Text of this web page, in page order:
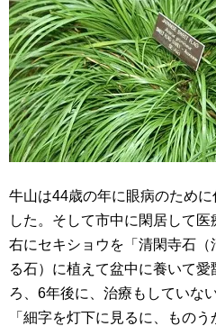
牛山は44歳の年に眼病のため
した。そして市中に閑居して
右にセキショウを「清閑寺石
る石）に植えて盆中に養いて愛
ろ、6年後に、治療もしていな
「細字を灯下に見るに、もの